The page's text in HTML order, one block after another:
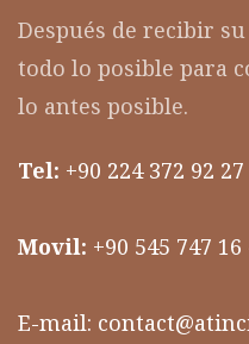
Después de recibir
todo lo posible para
lo antes posible.
Tel: +90 224 372 92 27
Movil: +90 545 747 16
E-mail: